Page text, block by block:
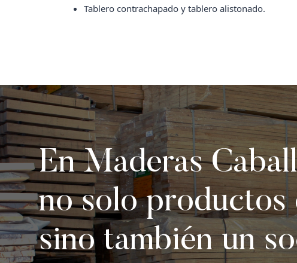
Tablero contrachapado y tablero alistonado.
En Maderas
no solo productos
sino también un